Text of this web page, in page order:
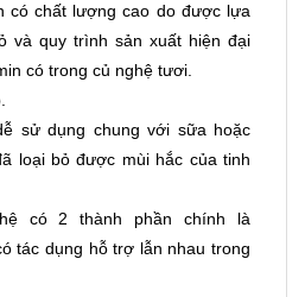
có chất lượng cao do được lựa
và quy trình sản xuất hiện đại
có trong củ nghệ tươi.
sử dụng chung với sữa hoặc
loại bỏ được mùi hắc của tinh
có 2 thành phần chính là
tác dụng hỗ trợ lẫn nhau trong